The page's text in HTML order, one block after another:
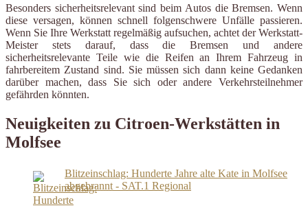
Besonders sicherheitsrelevant sind beim Autos die Bremsen. Wenn
diese versagen, können schnell folgenschwere Unfälle passieren.
Wenn Sie Ihre Werkstatt regelmäßig aufsuchen, achtet der Werkstatt-
Meister stets darauf, dass die Bremsen und andere
sicherheitsrelevante Teile wie die Reifen an Ihrem Fahrzeug in
fahrbereitem Zustand sind. Sie müssen sich dann keine Gedanken
darüber machen, dass Sie sich oder andere Verkehrsteilnehmer
gefährden könnten.
Neuigkeiten zu Citroen-Werkstätten in
Molfsee
Blitzeinschlag: Hunderte Jahre alte Kate in Molfsee
abgebrannt - SAT.1 Regional